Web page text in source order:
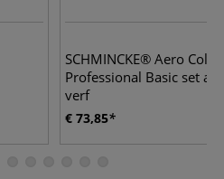
SCHMINCKE® Aero Color
Professional Basic set
verf
€ 73,85